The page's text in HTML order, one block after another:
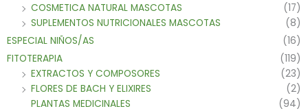
COSMETICA NATURAL MASCOTAS
(17)
SUPLEMENTOS NUTRICIONALES MASCOTAS
(8)
ESPECIAL NIÑOS/AS
(16)
FITOTERAPIA
(119)
EXTRACTOS Y COMPOSORES
(23)
FLORES DE BACH Y ELIXIRES
(2)
PLANTAS MEDICINALES
(94)